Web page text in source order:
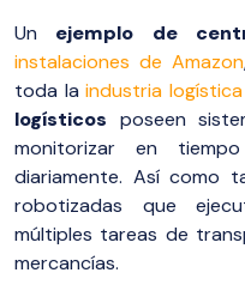
Un ejemplo de
instalaciones de Amazon
toda laindustria logística
logísticos poseen
monitorizar en
diariamente. Así como
robotizadas que
múltiples tareas de
mercancías.